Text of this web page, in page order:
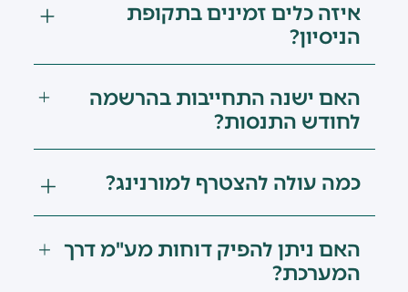
איזה כלים זמינים בתקופת
הניסיון?
האם ישנה התחייבות בהרשמה
לחודש התנסות?
כמה עולה להצטרף למורנינג?
האם ניתן להפיק דוחות מע"מ דרך
המערכת?